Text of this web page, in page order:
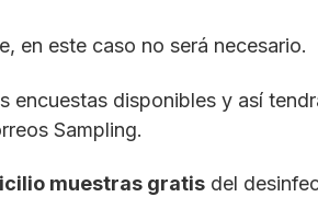
en este caso no será necesario.
encuestas disponibles y así
Sampling.
muestras gratis del